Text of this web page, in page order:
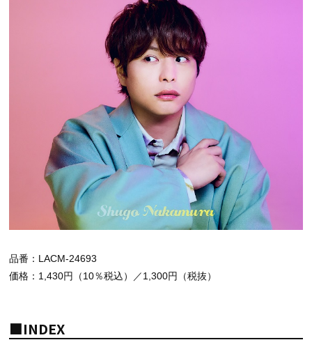
品番：LACM-24693
価格：1,430円（10％税込）／1,300円（税抜）
■INDEX